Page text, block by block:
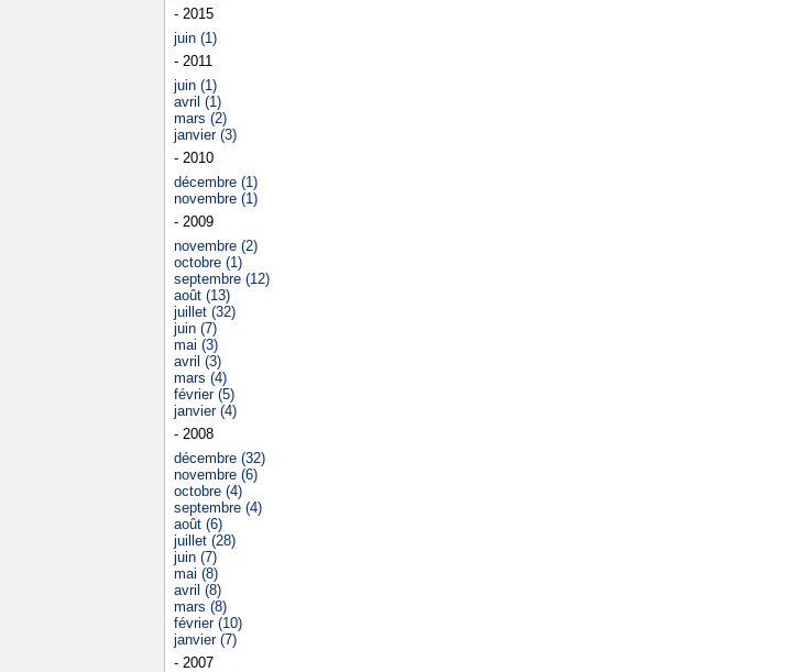
- 2015
juin (1)
- 2011
juin (1)
avril (1)
mars (2)
janvier (3)
- 2010
décembre (1)
novembre (1)
- 2009
novembre (2)
octobre (1)
septembre (12)
août (13)
juillet (32)
juin (7)
mai (3)
avril (3)
mars (4)
février (5)
janvier (4)
- 2008
décembre (32)
novembre (6)
octobre (4)
septembre (4)
août (6)
juillet (28)
juin (7)
mai (8)
avril (8)
mars (8)
février (10)
janvier (7)
- 2007